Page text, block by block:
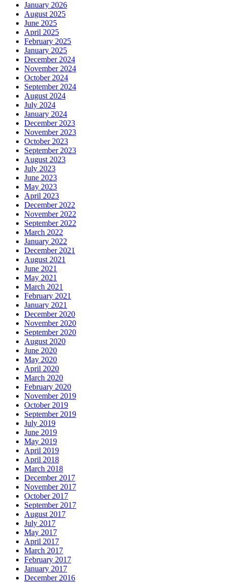
January 2026
August 2025
June 2025
April 2025
February 2025
January 2025
December 2024
November 2024
October 2024
September 2024
August 2024
July 2024
January 2024
December 2023
November 2023
October 2023
September 2023
August 2023
July 2023
June 2023
May 2023
April 2023
December 2022
November 2022
September 2022
March 2022
January 2022
December 2021
August 2021
June 2021
May 2021
March 2021
February 2021
January 2021
December 2020
November 2020
September 2020
August 2020
June 2020
May 2020
April 2020
March 2020
February 2020
November 2019
October 2019
September 2019
July 2019
June 2019
May 2019
April 2019
April 2018
March 2018
December 2017
November 2017
October 2017
September 2017
August 2017
July 2017
May 2017
April 2017
March 2017
February 2017
January 2017
December 2016